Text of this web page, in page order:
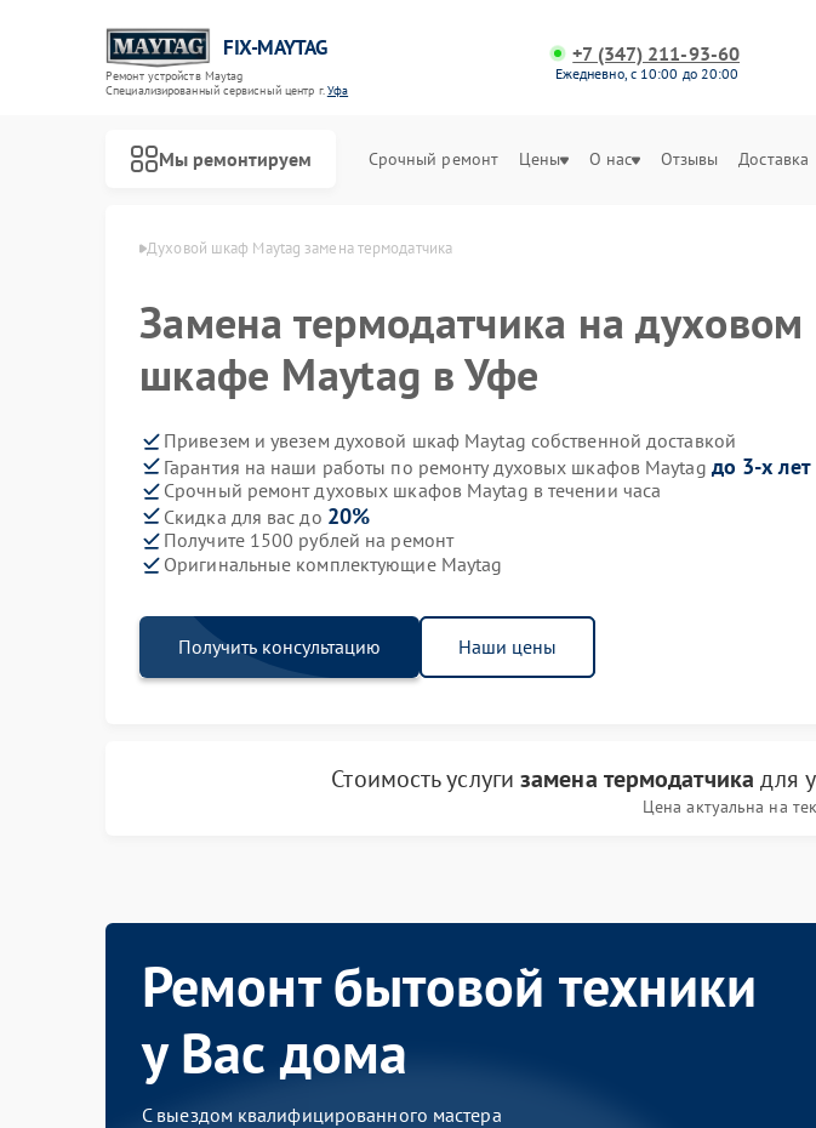
FIX-MAYTAG
Ремонт устройств Maytag
Специализированный cервисный центр г.Уфа
+7 (347) 211-93-60
Ежедневно, с 10:00 до 20:00
Мы ремонтируем Срочный ремонт Цены О нас Отзывы Доставка
Maytag в Уфе Духовой шкаф Maytag замена термодатчика
Замена термодатчика на духовом
шкафе Maytag в Уфе
Привезем и увезем духовой шкаф Maytag собственной доставкой
Гарантия на наши работы по ремонту духовых шкафов Maytag до 3-х лет
Срочный ремонт духовых шкафов Maytag в течении часа
Скидка для вас до 20%
Получите 1500 рублей на ремонт
Оригинальные комплектующие Maytag
Получить консультацию Наши цены
Стоимость услугизамена термодатчика для
Цена актуальна на
Ремонт бытовой техники
у Вас дома
С выездом квалифицированного мастера